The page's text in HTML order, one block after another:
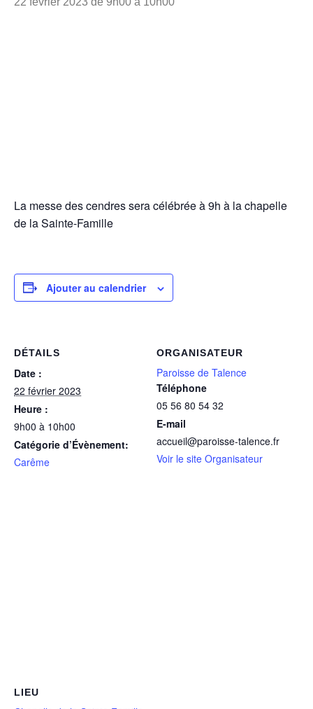
La messe des cendres sera célébrée à 9h à la chapelle
de la Sainte-Famille
Ajouter au calendrier
DÉTAILS
Date :
22 février 2023
Heure :
9h00 à 10h00
Catégorie d’Évènement:
Carême
ORGANISATEUR
Paroisse de Talence
Téléphone
05 56 80 54 32
E-mail
accueil@paroisse-talence.fr
Voir le site Organisateur
LIEU